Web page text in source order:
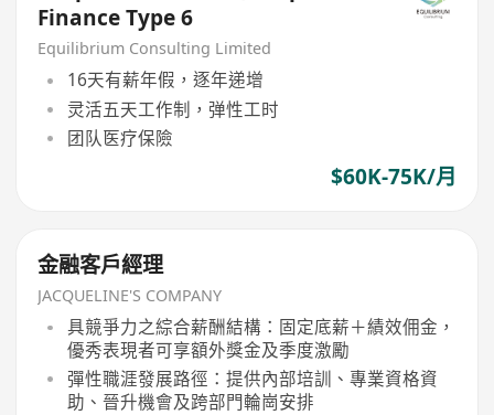
Finance Type 6
Equilibrium Consulting Limited
16天有薪年假，逐年递增
灵活五天工作制，弹性工时
团队医疗保險
$60K-75K/月
金融客戶經理
JACQUELINE'S COMPANY
具競爭力之綜合薪酬結構：固定底薪＋績效佣金，
優秀表現者可享額外獎金及季度激勵
彈性職涯發展路徑：提供內部培訓、專業資格資
助、晉升機會及跨部門輪崗安排